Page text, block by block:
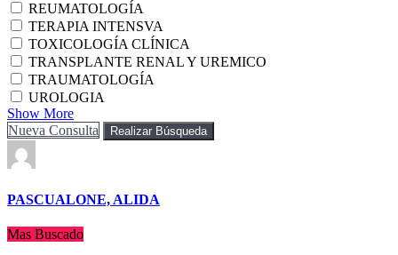
REUMATOLOGÍA
TERAPIA INTENSVA
TOXICOLOGÍA CLÍNICA
TRANSPLANTE RENAL Y UREMICO
TRAUMATOLOGÍA
UROLOGIA
Show More
Nueva Consulta
Realizar Búsqueda
PASCUALONE, ALIDA
Mas Buscado